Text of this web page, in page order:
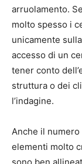
arruolamento.
molto spesso i
unicamente
accesso di un
tener conto
struttura o dei
l’indagine.
Anche il
elementi molto